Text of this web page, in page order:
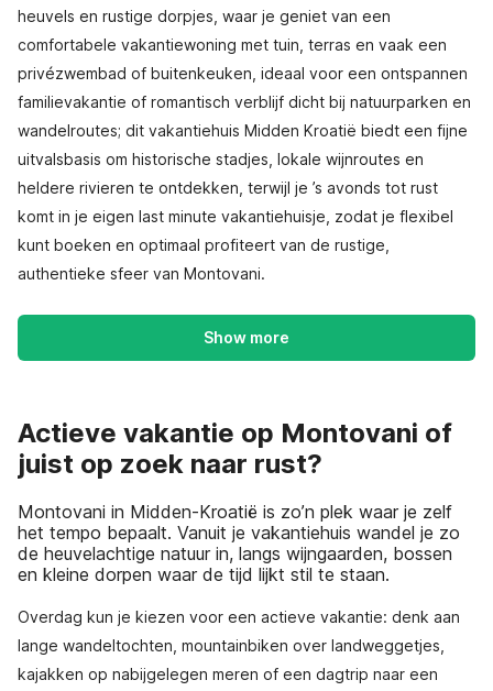
heuvels en rustige dorpjes, waar je geniet van een
comfortabele vakantiewoning met tuin, terras en vaak een
privézwembad of buitenkeuken, ideaal voor een ontspannen
familievakantie of romantisch verblijf dicht bij natuurparken en
wandelroutes; dit vakantiehuis Midden Kroatië biedt een fijne
uitvalsbasis om historische stadjes, lokale wijnroutes en
heldere rivieren te ontdekken, terwijl je ’s avonds tot rust
komt in je eigen last minute vakantiehuisje, zodat je flexibel
kunt boeken en optimaal profiteert van de rustige,
authentieke sfeer van Montovani.
Show more
Actieve vakantie op Montovani of
juist op zoek naar rust?
Montovani in Midden-Kroatië is zo’n plek waar je zelf
het tempo bepaalt. Vanuit je vakantiehuis wandel je zo
de heuvelachtige natuur in, langs wijngaarden, bossen
en kleine dorpen waar de tijd lijkt stil te staan.
Overdag kun je kiezen voor een actieve vakantie: denk aan
lange wandeltochten, mountainbiken over landweggetjes,
kajakken op nabijgelegen meren of een dagtrip naar een